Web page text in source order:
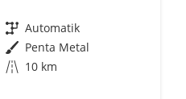
Getriebe Automatik
Außenfarbe Penta Metal
Kilometerstand 10 km